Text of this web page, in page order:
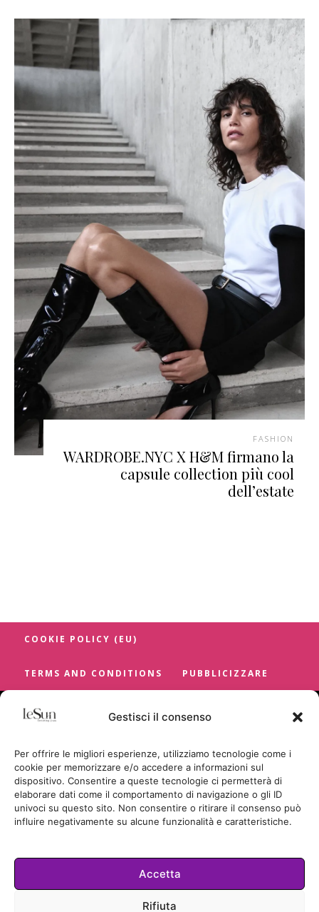
Gestisci il consenso
Per offrire le migliori esperienze, utilizziamo tecnologie come i
cookie per memorizzare e/o accedere a informazioni sul
dispositivo. Consentire a queste tecnologie ci permetterà di
elaborare dati come il comportamento di navigazione o gli ID
univoci su questo sito. Non consentire o ritirare il consenso può
influire negativamente su alcune funzionalità e caratteristiche.
Accetta
Rifiuta
FASHION
WARDROBE.NYC X H&M firmano la
capsule collection più cool
dell’estate
COOKIE POLICY (EU)
TERMS AND CONDITIONS PUBBLICIZZARE
Cookie Policy